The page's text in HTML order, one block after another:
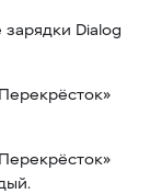
Dialog